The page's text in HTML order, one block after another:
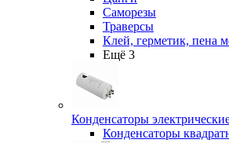
Саморезы
Траверсы
Клей, герметик, пена
Ещё 3
Конденсаторы
Конденсаторы